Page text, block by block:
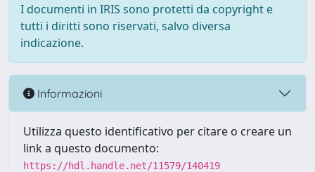
I documenti in IRIS sono protetti da copyright e
tutti i diritti sono riservati, salvo diversa
indicazione.
Informazioni
Utilizza questo identificativo per citare o creare un
link a questo documento:
https://hdl.handle.net/11579/140419